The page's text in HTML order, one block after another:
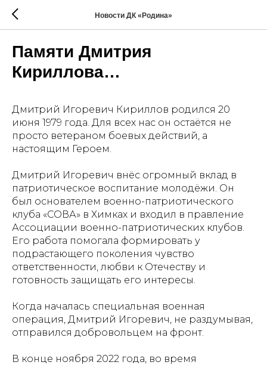
Новости ДК «Родина»
Памяти Дмитрия
Кириллова…
Дмитрий Игоревич Кириллов родился 20
июня 1979 года. Для всех нас он остаётся не
просто ветераном боевых действий, а
настоящим Героем.
Дмитрий Игоревич внёс огромный вклад в
патриотическое воспитание молодёжи. Он
был основателем военно-патриотического
клуба «СОВА» в Химках и входил в правление
Ассоциации военно-патриотических клубов.
Его работа помогала формировать у
подрастающего поколения чувство
ответственности, любви к Отечеству и
готовность защищать его интересы.
Когда началась специальная военная
операция, Дмитрий Игоревич, не раздумывая,
отправился добровольцем на фронт.
В конце ноября 2022 года, во время